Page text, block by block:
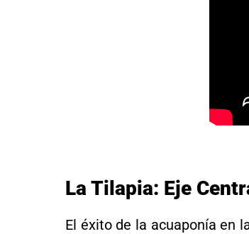
La Tilapia: Eje
El éxito de la acuaponía en